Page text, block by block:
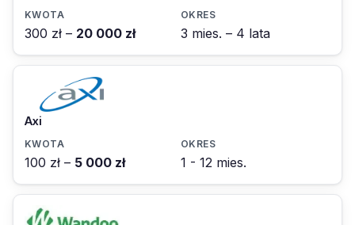
300 zł – 20 000 zł 3 mies. – 4 lata
Axi
100 zł – 5 000 zł 1 - 12 mies.